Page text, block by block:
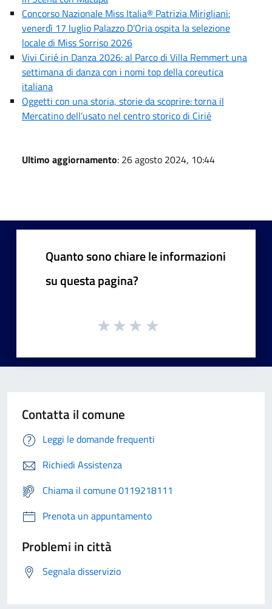
Concorso Nazionale Miss Italia® Patrizia Mirigliani:
venerdì 17 luglio Palazzo D’Oria ospita la selezione
locale di Miss Sorriso 2026
Vivi Cirié in Danza 2026: al Parco di Villa Remmert una
settimana di danza con i nomi top della coreutica
italiana
Oggetti con una storia, storie da scoprire: torna il
Mercatino dell’usato nel centro storico di Cirié
Ultimo aggiornamento: 26 agosto 2024, 10:44
Quanto sono chiare le informazioni
su questa pagina?
Contatta il comune
Leggi le domande frequenti
Richiedi Assistenza
Chiama il comune 0119218111
Prenota un appuntamento
Problemi in città
Segnala disservizio